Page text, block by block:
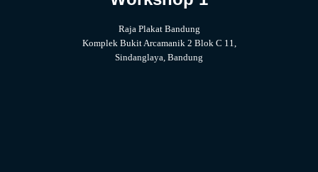
Raja Plakat Bandung
Komplek Bukit Arcamanik 2 Blok C 11,
Sindanglaya, Bandung